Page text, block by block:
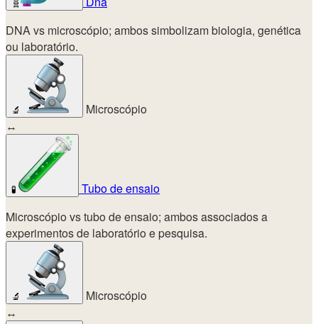
🧬
DNA vs microscópio; ambos simbolizam biologia, genética
ou laboratório.
🔬
Microscópio
↔
🧪
Tubo de ensaio
Microscópio vs tubo de ensaio; ambos associados a
experimentos de laboratório e pesquisa.
🔬
Microscópio
↔